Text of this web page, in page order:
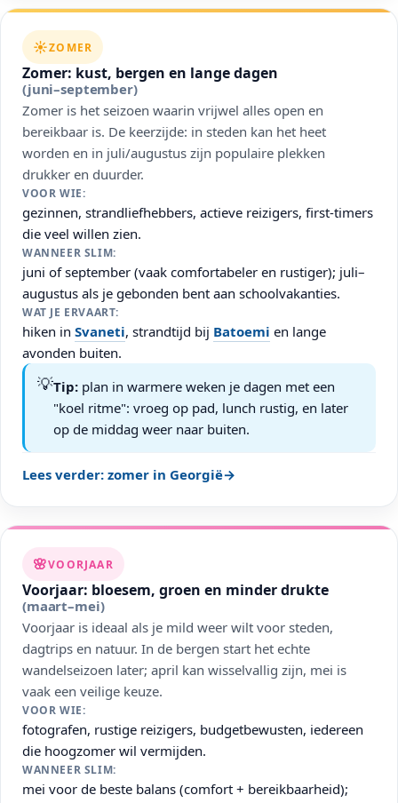
☀️ZOMER
Zomer: kust, bergen en lange dagen
(juni–september)
Zomer is het seizoen waarin vrijwel alles open en
bereikbaar is. De keerzijde: in steden kan het heet
worden en in juli/augustus zijn populaire plekken
drukker en duurder.
VOOR WIE:
gezinnen, strandliefhebbers, actieve reizigers, first-timers
die veel willen zien.
WANNEER SLIM:
juni of september (vaak comfortabeler en rustiger); juli–
augustus als je gebonden bent aan schoolvakanties.
WAT JE ERVAART:
hiken in Svaneti, strandtijd bij Batoemi en lange
avonden buiten.
💡Tip: plan in warmere weken je dagen met een
"koel ritme": vroeg op pad, lunch rustig, en later
op de middag weer naar buiten.
Lees verder: zomer in Georgië→
🌸VOORJAAR
Voorjaar: bloesem, groen en minder drukte
(maart–mei)
Voorjaar is ideaal als je mild weer wilt voor steden,
dagtrips en natuur. In de bergen start het echte
wandelseizoen later; april kan wisselvallig zijn, mei is
vaak een veilige keuze.
VOOR WIE:
fotografen, rustige reizigers, budgetbewusten, iedereen
die hoogzomer wil vermijden.
WANNEER SLIM:
mei voor de beste balans (comfort + bereikbaarheid);